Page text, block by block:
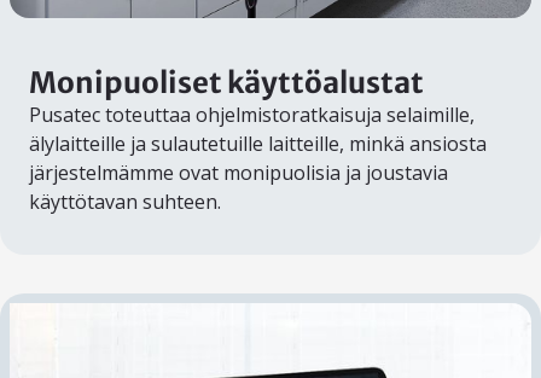
Monipuoliset käyttöalustat
Pusatec toteuttaa ohjelmistoratkaisuja selaimille,
älylaitteille ja sulautetuille laitteille, minkä ansiosta
järjestelmämme ovat monipuolisia ja joustavia
käyttötavan suhteen.